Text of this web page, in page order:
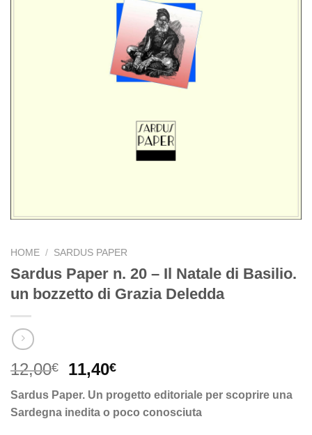
HOME / SARDUS PAPER
Sardus Paper n. 20 – Il Natale di Basilio.
un bozzetto di Grazia Deledda
12,00€
Il
prezzo
originale
era:
11,40€Il
prezzo
attuale
è:
Sardus Paper. Un progetto editoriale per scoprire una
Sardegna inedita o poco conosciuta